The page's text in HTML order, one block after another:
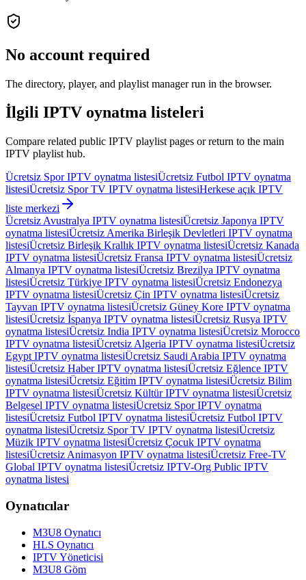
No account required
The directory, player, and playlist manager run in the browser.
İlgili IPTV oynatma listeleri
Compare related public IPTV playlist pages or return to the main
IPTV playlist hub.
Ücretsiz Spor IPTV oynatma listesiÜcretsiz Futbol IPTV oynatma
listesiÜcretsiz Spor TV IPTV oynatma listesiHerkese açık IPTV
liste merkezi
Ücretsiz Avustralya IPTV oynatma listesiÜcretsiz Japonya IPTV
oynatma listesiÜcretsiz Amerika Birleşik Devletleri IPTV oynatma
listesiÜcretsiz Birleşik Krallık IPTV oynatma listesiÜcretsiz Kanada
IPTV oynatma listesiÜcretsiz Fransa IPTV oynatma listesiÜcretsiz
Almanya IPTV oynatma listesiÜcretsiz Brezilya IPTV oynatma
listesiÜcretsiz Türkiye IPTV oynatma listesiÜcretsiz Endonezya
IPTV oynatma listesiÜcretsiz Çin IPTV oynatma listesiÜcretsiz
Tayvan IPTV oynatma listesiÜcretsiz Güney Kore IPTV oynatma
listesiÜcretsiz İspanya IPTV oynatma listesiÜcretsiz Rusya IPTV
oynatma listesiÜcretsiz India IPTV oynatma listesiÜcretsiz Morocco
IPTV oynatma listesiÜcretsiz Algeria IPTV oynatma listesiÜcretsiz
Egypt IPTV oynatma listesiÜcretsiz Saudi Arabia IPTV oynatma
listesiÜcretsiz Haber IPTV oynatma listesiÜcretsiz Eğlence IPTV
oynatma listesiÜcretsiz Eğitim IPTV oynatma listesiÜcretsiz Bilim
IPTV oynatma listesiÜcretsiz Kültür IPTV oynatma listesiÜcretsiz
Belgesel IPTV oynatma listesiÜcretsiz Spor IPTV oynatma
listesiÜcretsiz Futbol IPTV oynatma listesiÜcretsiz Futbol IPTV
oynatma listesiÜcretsiz Spor TV IPTV oynatma listesiÜcretsiz
Müzik IPTV oynatma listesiÜcretsiz Çocuk IPTV oynatma
listesiÜcretsiz Animasyon IPTV oynatma listesiÜcretsiz Free-TV
Global IPTV oynatma listesiÜcretsiz IPTV-Org Public IPTV
oynatma listesi
Oynatıcılar
M3U8 Oynatıcı
HLS Oynatıcı
IPTV Yöneticisi
M3U8 Göm